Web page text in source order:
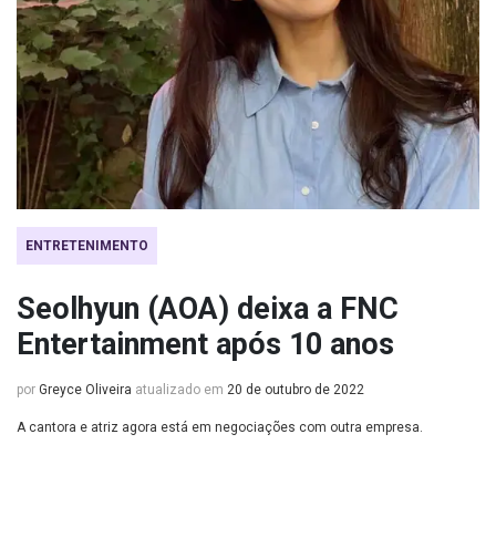
ENTRETENIMENTO
Seolhyun (AOA) deixa a FNC
Entertainment após 10 anos
por Greyce Oliveira atualizado em 20 de outubro de 2022
A cantora e atriz agora está em negociações com outra empresa.